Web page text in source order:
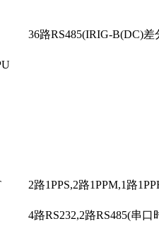
36路RS485(IRIG-B(DC)
2路1PPS,2路1PPM,1路
4路RS232,2路RS485(串口